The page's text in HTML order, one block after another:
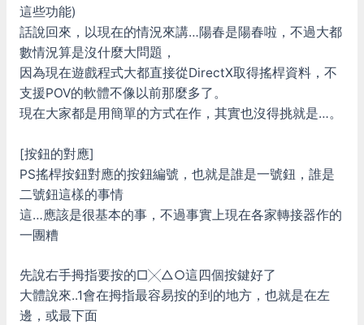
這些功能)
話說回來，以現在的情況來講…陽春是陽春啦，不過大都
數情況算是沒什麼大問題，
因為現在遊戲程式大都直接從DirectX取得搖桿資料，不
支援POV的軟體不像以前那麼多了。
現在大家都是用簡單的方式在作，其實也沒得挑就是…。
[按鈕的對應]
PS搖桿按鈕對應的按鈕編號，也就是誰是一號鈕，誰是
二號鈕這樣的事情
這…應該是很基本的事，不過事實上現在各家轉接器作的
一團糟
先說右手拇指要按的□╳△○這四個按鍵好了
大體說來..1會在拇指最容易按的到的地方，也就是在左
邊，或最下面